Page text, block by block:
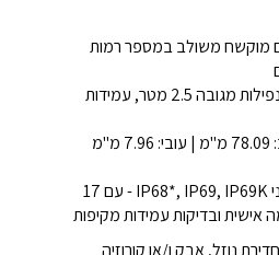
מוקשח משולב במספר רמות
הסמכת SGS לעמידות לנפילות מגובה 2.5 מטר, עמידות
עמידות למים ואבק בתקני IP68*, IP69, IP69K - עם 17
אישית ובדיקות עמידות מקיפות